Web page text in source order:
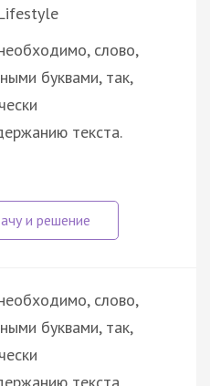
слово,
буквами, так,
текста.
слово,
буквами, так,
текста.